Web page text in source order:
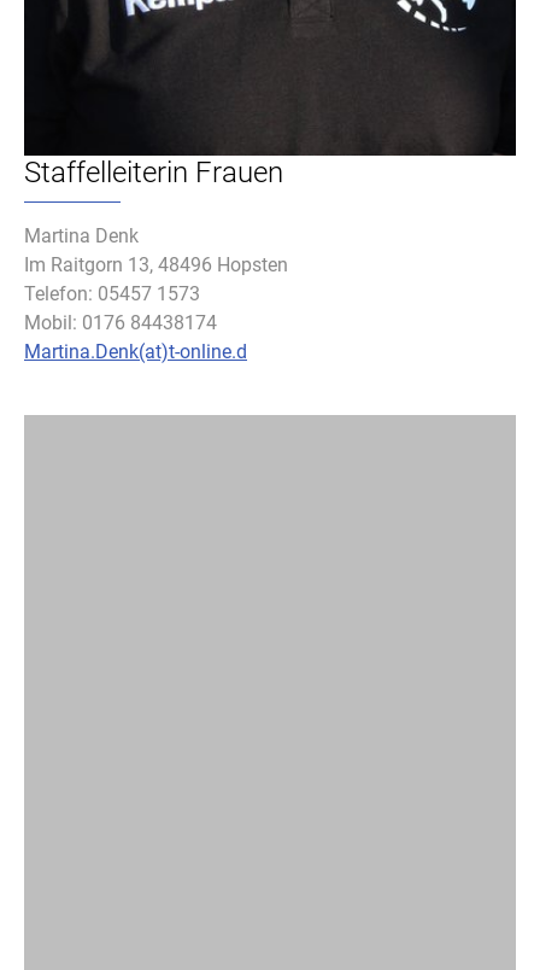
Staffelleiterin Frauen
Martina Denk
Im Raitgorn 13, 48496 Hopsten
Telefon: 05457 1573
Mobil: 0176 84438174
Martina.Denk(at)t-online.d